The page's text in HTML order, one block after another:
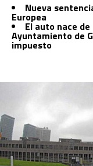
Nueva
Europea
El auto nace
Ayuntamiento de
impuesto